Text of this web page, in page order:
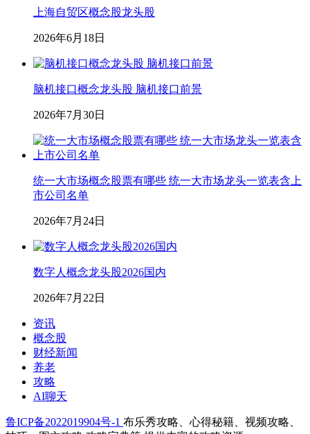
上海自贸区概念股龙头股
2026年6月18日
脑机接口概念龙头股 脑机接口前景
2026年7月30日
统一大市场概念股票有哪些 统一大市场龙头一览表含上
市公司名单
2026年7月24日
数字人概念龙头股2026国内
2026年7月22日
资讯
概念股
财经新闻
养老
攻略
AI聊天
鲁ICP备2022019904号-1 布乐秀攻略、心得秘籍、视频攻略、